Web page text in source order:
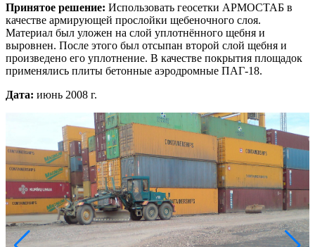
Принятое решение: Использовать геосетки АРМОСТАБ в
качестве армирующей прослойки щебеночного слоя.
Материал был уложен на слой уплотнённого щебня и
выровнен. После этого был отсыпан второй слой щебня и
произведено его уплотнение. В качестве покрытия площадок
применялись плиты бетонные аэродромные ПАГ-18.
Дата: июнь 2008 г.